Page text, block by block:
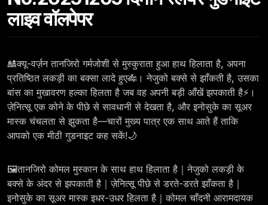
लाइव वॉलपेपर
🎎क्यू-वर्ज़न तानजिरो गर्मजोशी से मुस्कुराता हुआ हाथ हिलाता है, अपना
प्रतिष्ठित लकड़ी का बक्सा लादे हुए🎋। नेजुको बक्से से झाँकती है, उसका
बांस का मुखावरण हल्का हिलता है जब वह अपनी बड़ी आँखें झपकाती है⚡।
ज़ेनित्सू एक कोने के पीछे से सावधानी से देखता है, और इनोसुके का सूअर
मास्क चंचलता से झुकता है—चारों मुख्य पात्र एक साथ आते हैं ताकि
आपको एक मीठी गुडनाइट कह सकें!🌙
🖼️तानजिरो कोमल मुस्कान के साथ हाथ हिलाता है｜नेजुको लकड़ी के
बक्से के अंदर से झपकाती है｜ज़ेनित्सू पीछे से डरते-डरते झाँकता है｜
इनोसुके का सूअर मास्क इधर-उधर हिलता है｜कोमल चाँदनी आरामदायक